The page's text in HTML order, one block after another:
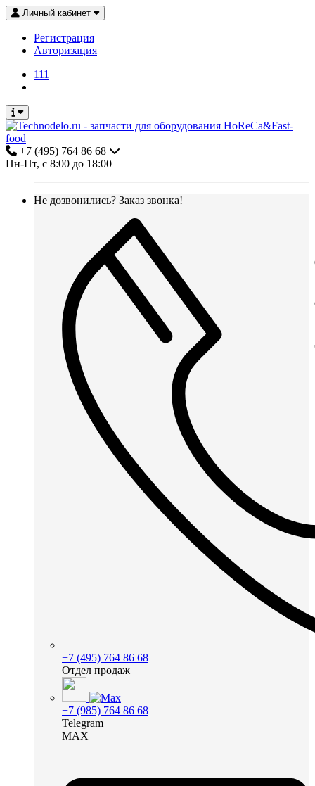
Личный кабинет
Регистрация
Авторизация
111
+7 (495) 764 86 68
Пн-Пт, с 8:00 до 18:00
Не дозвонились? Заказ звонка!
+7 (495) 764 86 68
Отдел продаж
+7 (985) 764 86 68
Telegram
MAX